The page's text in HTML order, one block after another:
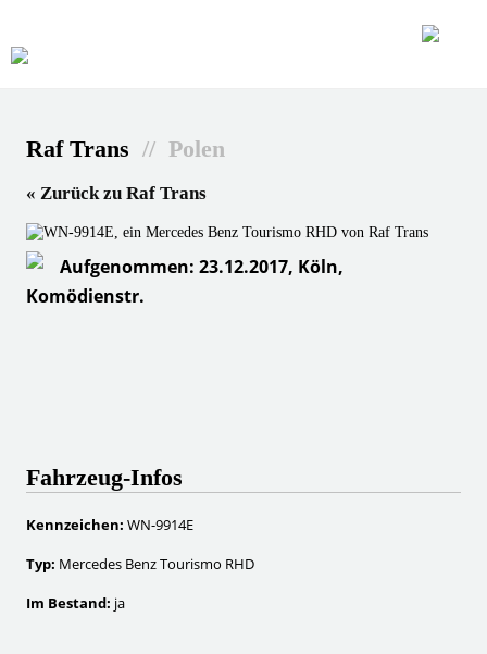
Raf Trans // Polen
« Zurück zu Raf Trans
Aufgenommen: 23.12.2017, Köln,
Komödienstr.
Fahrzeug-Infos
Kennzeichen: WN-9914E
Typ: Mercedes Benz Tourismo RHD
Im Bestand: ja